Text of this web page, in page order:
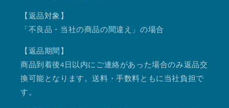
【返品対象】
「不良品・当社の商品の間違え」の場合
【返品期間】
商品到着後4日以内にご連絡があった場合のみ返品交
換可能となります。送料・手数料ともに当社負担で
す。